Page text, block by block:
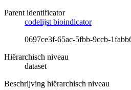
Parent identificator
codelijst bioindicator
0697ce3f-65ac-5fbb-9ccb-
Hiërarchisch niveau
dataset
Beschrijving hiërarchisch niveau